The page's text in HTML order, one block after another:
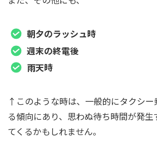
朝夕のラッシュ時
週末の終電後
雨天時
↑このような時は、一般的にタクシー
る傾向にあり、思わぬ待ち時間が発生
てくるかもしれません。